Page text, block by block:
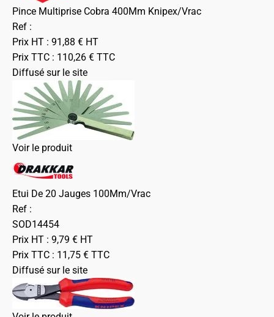
Pince Multiprise Cobra 400Mm Knipex/Vrac
Ref :
Prix HT : 91,88 € HT
Prix TTC : 110,26 € TTC
Diffusé sur le site
Voir le produit
Etui De 20 Jauges 100Mm/Vrac
Ref :
SOD14454
Prix HT : 9,79 € HT
Prix TTC : 11,75 € TTC
Diffusé sur le site